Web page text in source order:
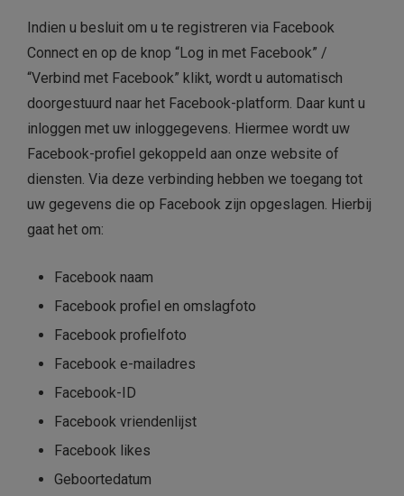
Indien u besluit om u te registreren via Facebook
Connect en op de knop “Log in met Facebook” /
“Verbind met Facebook” klikt, wordt u automatisch
doorgestuurd naar het Facebook-platform. Daar kunt u
inloggen met uw inloggegevens. Hiermee wordt uw
Facebook-profiel gekoppeld aan onze website of
diensten. Via deze verbinding hebben we toegang tot
uw gegevens die op Facebook zijn opgeslagen. Hierbij
gaat het om:
Facebook naam
Facebook profiel en omslagfoto
Facebook profielfoto
Facebook e-mailadres
Facebook-ID
Facebook vriendenlijst
Facebook likes
Geboortedatum